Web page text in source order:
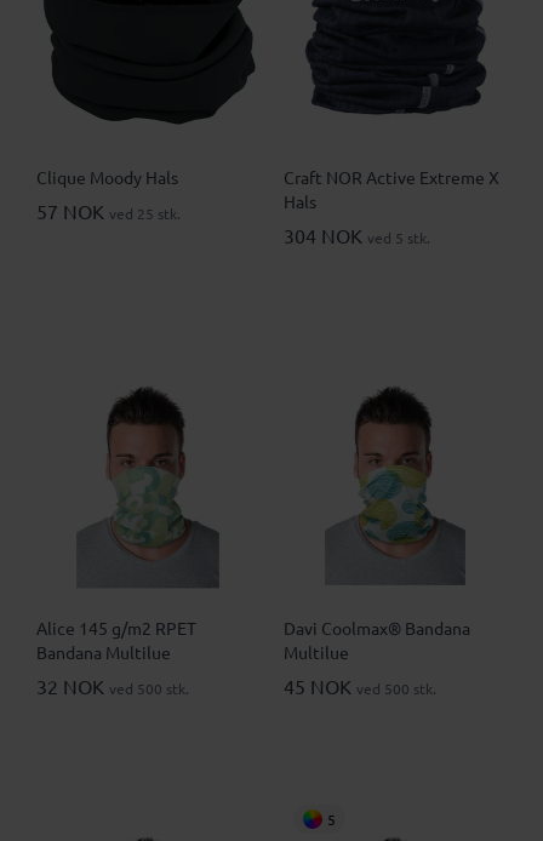
Clique Moody Hals
57 NOK ved 25 stk.
Craft NOR Active Extreme X
Hals
304 NOK ved 5 stk.
Alice 145 g/m2 RPET
Bandana Multilue
32 NOK ved 500 stk.
Davi Coolmax® Bandana
Multilue
45 NOK ved 500 stk.
5